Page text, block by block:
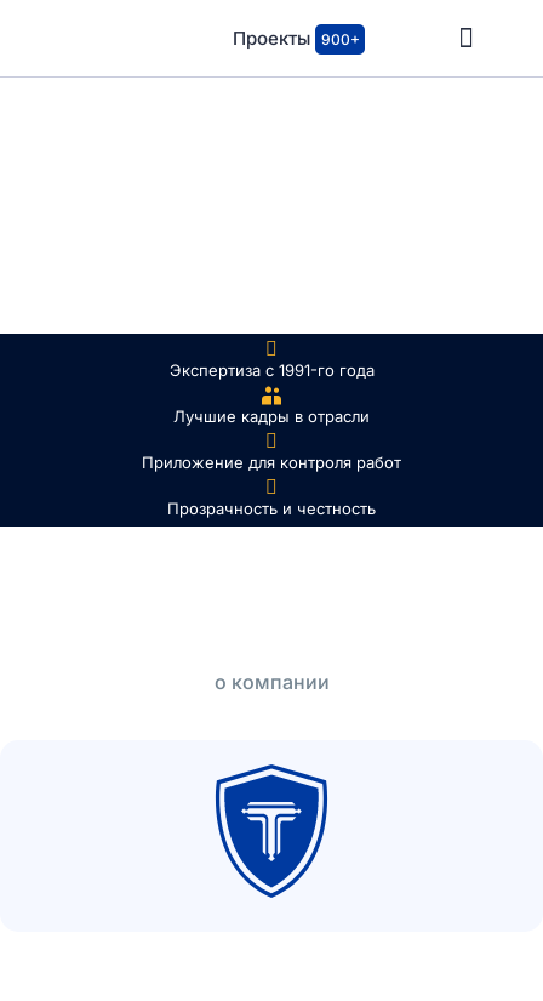
Проекты 900+
Экспертиза с 1991-го года
Лучшие кадры в отрасли
Приложение для контроля работ
Прозрачность и честность
о компании